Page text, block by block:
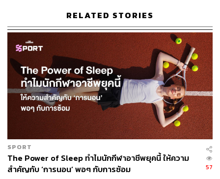
พวกเขาก็นับว่าเข้าชิงฯ ได้อย่างเหนือความคาดหมายพอ
สมควรเมื่อนับจากวันที่เปิดฤดูกาล
สเปอร์ส ในฤดูกาลนี้ เป็นฤดูกาลแรกที่โค้ช มิตช์ จอห์นสัน ได้
เข้ามาคุมทีมแบบเต็มตัว หลังเข้ามาแทนโค้ชป๊อป ที่มีอาการ
ป่วยเมื่อฤดูกาลก่อน
นั่นอาจจะนับได้ว่า นี่เป็นครั้งแรกในรอบเกือบ 30 ปี ที่สเปอร์ส
ไม่ได้มีโค้ชที่ชื่อว่า เกร็ก โพโพวิช ซึ่งนับได้ว่า ยอดทีมจาก
เท็กซัสทีมนี้ เข้าสู่ยุคสมัยใหม่แบบเต็มตัว
ภายใต้โค้ช มิตช์ จอห์นสัน สเปอร์ส กลายเป็นทีมที่ยอดเยี่ยม
พวกเขาทำสถิติชนะ 62 แพ้ 20 จบฤดูกาลปกติด้วยการเป็น
อันดับ 2 ของสายตะวันตก
RELATED STORIES
SPORT
The Power of Sleep ทำไมนักกีฬาอาชีพยุคนี้ ให้ความ
สำคัญกับ ‘การนอน’ พอๆ กับการซ้อม
57